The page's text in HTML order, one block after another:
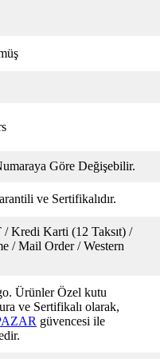
Göre Değişebilir.
ve Sertifikalıdır.
Kredi Karti (12 Taksıt) /
/ Mail Order / Western
Ürünler Özel kutu
ve Sertifikalı olarak,
güvencesi ile